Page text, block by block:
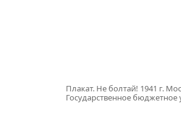
Плакат. Не болтай! 1941 г.
Государственное